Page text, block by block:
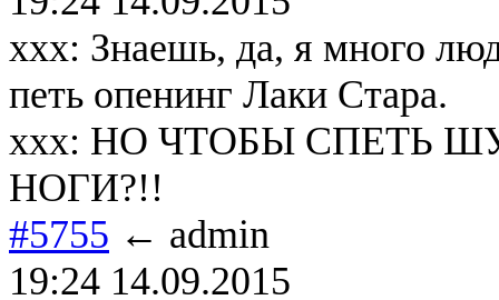
xxx: Знаешь, да, я много
петь опенинг Лаки Стара.
xxx: НО ЧТОБЫ СПЕТЬ
НОГИ?!!
#5755 ← admin
19:24 14.09.2015